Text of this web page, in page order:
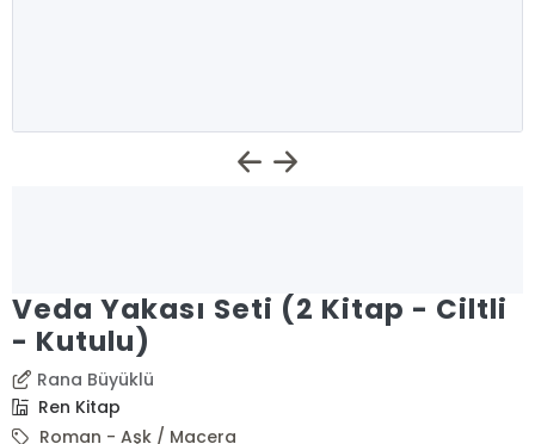
Veda Yakası Seti (2 Kitap - Ciltli
- Kutulu)
Rana Büyüklü
Ren Kitap
Roman - Aşk / Macera